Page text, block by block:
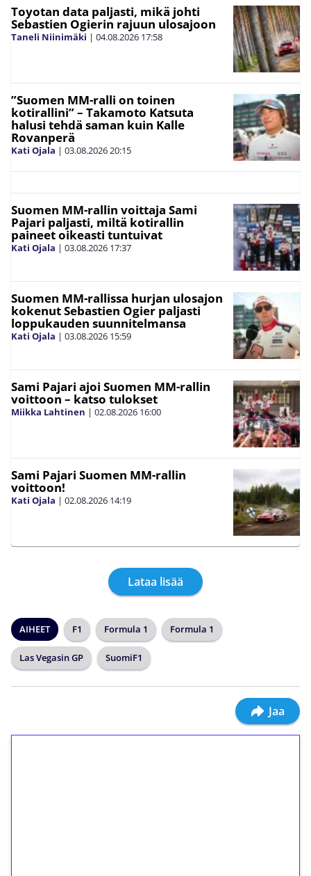
Toyotan data paljasti, mikä johti
Sebastien Ogierin rajuun ulosajoon
Taneli Niinimäki | 04.08.2026 17:58
”Suomen MM-ralli on toinen
kotirallini” – Takamoto Katsuta
halusi tehdä saman kuin Kalle
Rovanperä
Kati Ojala | 03.08.202620:15
Suomen MM-rallin voittaja Sami
Pajari paljasti, miltä kotirallin
paineet oikeasti tuntuivat
Kati Ojala | 03.08.2026 17:37
Suomen MM-rallissa hurjan ulosajon
kokenut Sebastien Ogier paljasti
loppukauden suunnitelmansa
Kati Ojala | 03.08.2026 15:59
Sami Pajari ajoi Suomen MM-rallin
voittoon – katso tulokset
Miikka Lahtinen | 02.08.2026 16:00
Sami Pajari Suomen MM-rallin
voittoon!
Kati Ojala | 02.08.2026 14:19
Lataa lisää
AIHEET F1 Formula 1 Formula 1
Las Vegasin GP SuomiF1
Jaa